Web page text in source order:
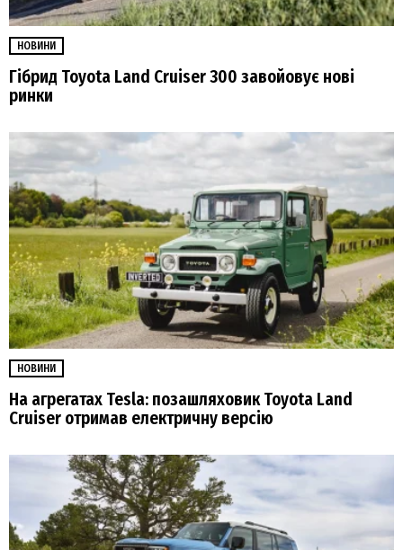
НОВИНИ
Гібрид Toyota Land Cruiser 300 завойовує нові
ринки
НОВИНИ
На агрегатах Tesla: позашляховик Toyota Land
Cruiser отримав електричну версію